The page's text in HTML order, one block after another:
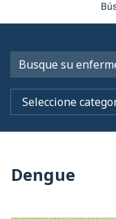
Dengue